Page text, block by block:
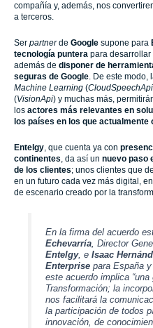
compañía y, además, nos
a terceros.
Ser partnerde Googl e supone para
tecnología puntera para desarrollar
además de disponer de
seguras de Google. De este modo,
Machine Learning (CloudSpeechApi
(VisionApi) y muchas más,
los actores más relevantes en
los países en los que actualmente
Entelgy, que cuenta ya con
continentes, da así un nuevo paso
de los clientes; unos clientes que
en un futuro cada vez más digital,
de escenario creado por la
En la firma del acuerdo
Echevarría, Director
Entelgy, e Isaac
Enterprisepara España y
este acuerdo implica
Transformación; la
nos facilitará la
la participación de todos
innovación, de